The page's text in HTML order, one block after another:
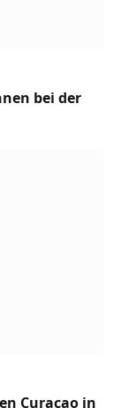
bei der
Curacao in